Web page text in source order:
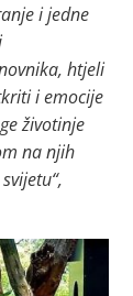
i jedne
htjeli
i emocije
životinje
na njih